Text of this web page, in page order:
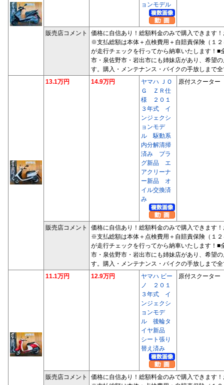
ョンモデル
販売店コメント
価格に自信あり！総額料金のみで購入できます
※支払総額は本体＋点検費用＋自賠責保険（１
が走行チェックを行ってから納車いたします！
市・泉佐野市・岩出市にも姉妹店があり、希望
す。購入・メンテナンス・バイクの手放しまで
13.1万円
14.9万円
ヤマハ ＪＯ
Ｇ ＺＲ仕
様 ２０１
３年式 イ
ンジェクシ
ョンモデ
ル 駆動系
内分解清掃
済み プラ
グ新品 エ
アクリーナ
ー新品 オ
イル交換済
み
原付スクーター
販売店コメント
価格に自信あり！総額料金のみで購入できます
※支払総額は本体＋点検費用＋自賠責保険（１
が走行チェックを行ってから納車いたします！
市・泉佐野市・岩出市にも姉妹店があり、希望
す。購入・メンテナンス・バイクの手放しまで
11.1万円
12.9万円
ヤマハ ビー
ノ ２０１
３年式 イ
ンジェクシ
ョンモデ
ル 後輪タ
イヤ新品
シート張り
替え済み
原付スクーター
販売店コメント
価格に自信あり！総額料金のみで購入できます